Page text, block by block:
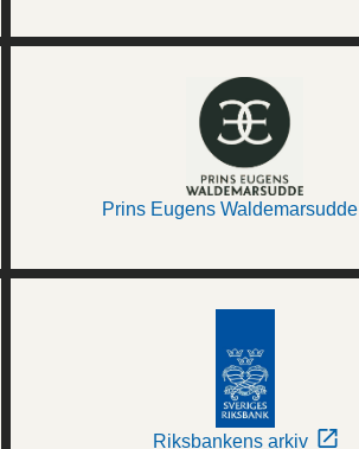
Prins Eugens Waldemarsudde
Riksbankens arkiv